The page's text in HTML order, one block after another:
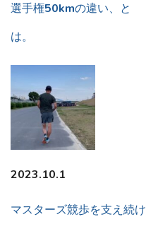
選手権50kmの違い、と
は。
2023.10.1
マスターズ競歩を支え続け